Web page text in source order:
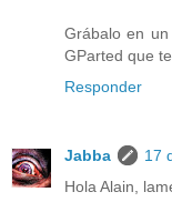
Grábalo en
GParted que
Responder
Jabba
17
Hola Alain,